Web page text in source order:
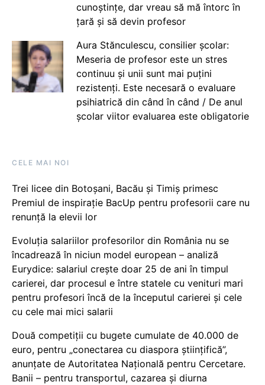
cunoștințe, dar vreau să mă întorc în
țară și să devin profesor
Aura Stănculescu, consilier școlar:
Meseria de profesor este un stres
continuu și unii sunt mai puțini
rezistenți. Este necesară o evaluare
psihiatrică din când în când / De anul
școlar viitor evaluarea este obligatorie
CELE MAI NOI
Trei licee din Botoșani, Bacău și Timiș primesc
Premiul de inspirație BacUp pentru profesorii care nu
renunță la elevii lor
Evoluția salariilor profesorilor din România nu se
încadrează în niciun model european – analiză
Eurydice: salariul crește doar 25 de ani în timpul
carierei, dar procesul e între statele cu venituri mari
pentru profesori încă de la începutul carierei și cele
cu cele mai mici salarii
Două competiții cu bugete cumulate de 40.000 de
euro, pentru „conectarea cu diaspora științifică”,
anunțate de Autoritatea Națională pentru Cercetare.
Banii – pentru transportul, cazarea și diurna